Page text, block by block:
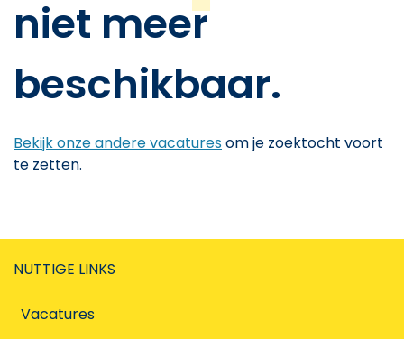
niet meer
beschikbaar.
Bekijk onze andere vacaturesom je zoektocht voort
te zetten.
NUTTIGE LINKS
Vacatures